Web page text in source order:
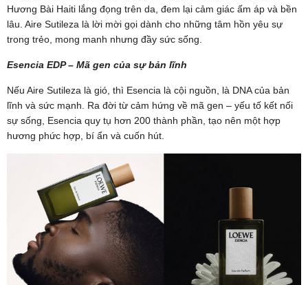
Hương Bài Haiti lắng đọng trên da, đem lại cảm giác ấm áp và bền
lâu. Aire Sutileza là lời mời gọi dành cho những tâm hồn yêu sự
trong trẻo, mong manh nhưng đầy sức sống.
Esencia EDP – Mã gen của sự bản lĩnh
Nếu Aire Sutileza là gió, thì Esencia là cội nguồn, là DNA của bản
lĩnh và sức mạnh. Ra đời từ cảm hứng về mã gen – yếu tố kết nối
sự sống, Esencia quy tụ hơn 200 thành phần, tạo nên một hợp
hương phức hợp, bí ẩn và cuốn hút.